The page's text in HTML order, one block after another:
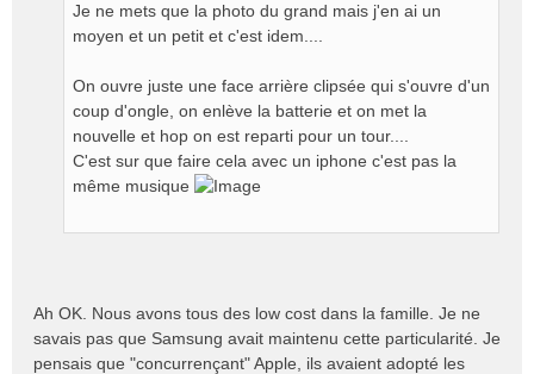
Je ne mets que la photo du grand mais j'en ai un
moyen et un petit et c'est idem....
On ouvre juste une face arrière clipsée qui s'ouvre d'un
coup d'ongle, on enlève la batterie et on met la
nouvelle et hop on est reparti pour un tour....
C'est sur que faire cela avec un iphone c'est pas la
même musique
Ah OK. Nous avons tous des low cost dans la famille. Je ne
savais pas que Samsung avait maintenu cette particularité. Je
pensais que "concurrençant" Apple, ils avaient adopté les